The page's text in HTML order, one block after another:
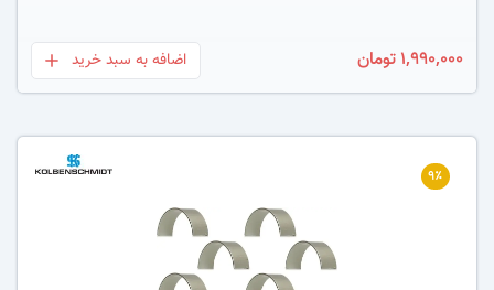
1,990,000 تومان بعلاوه
اضافه به سبد خرید
۹٪